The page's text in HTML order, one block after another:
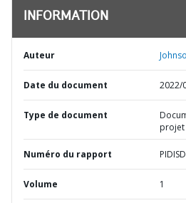
INFORMATION
Auteur
Date du document 2022/
Type de document
projet
Numéro du rapport
Volume 1